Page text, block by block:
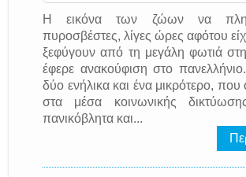
Η εικόνα των ζώων να
πυροσβέστες, λίγες ώρες αφότου
ξεφύγουν από τη μεγάλη φωτιά στη
έφερε ανακούφιση στο
δύο ενήλικα και ένα μικρότερο, που
στα μέσα κοινωνικής
πανικόβλητα και...